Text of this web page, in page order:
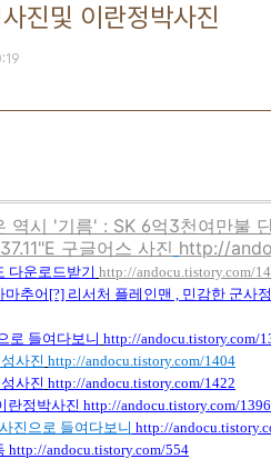
진및 이란정박사진
역시 '기름' : SK 6억3천여만불
구글어스 사진 http://
다운로드받기 http://andocu.tistory.com/
마추어[?] 리서처 플레인맨 , 민감한 군사
로 들여다보니 http://andocu.tistory.com/
사진 http://andocu.tistory.com/1404
사진 http://andocu.tistory.com/1422
란정박사진 http://andocu.tistory.com/1396
진으로 들여다보니 http://
http://andocu.tistory.com/554